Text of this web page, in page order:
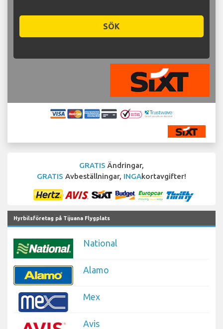
SÖK
GRATIS Ändringar,
GRATIS Avbeställningar, INGAkortavgifter!
Hyrbilsföretag på Tijuana Flygplats
National
Alamo
Mex
Avis